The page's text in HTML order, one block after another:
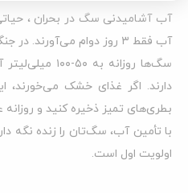
آب آشامیدنی سگ در بحران ،
آب فقط ۳ روز دوام می‌آورند. در جنگ، آب تمیز کمیاب است.
سگ‌ها روزانه
دارند. اگر غذای خشک می‌خورند،
بطری‌های تمیز ذخیره کنید و
با تأمین آب، سگ‌تان را زنده نگه
اولویت اول است.